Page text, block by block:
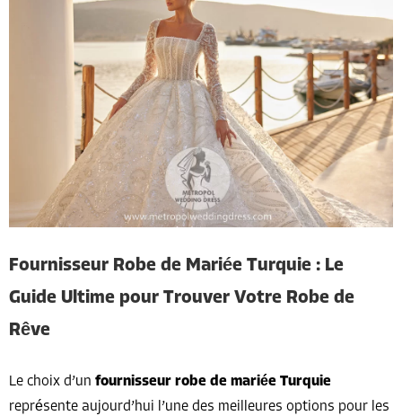
Fournisseur Robe de Mariée Turquie : Le
Guide Ultime pour Trouver Votre Robe de
Rêve
Le choix d’un fournisseur robe de mariée Turquie
représente aujourd’hui l’une des meilleures options pour les